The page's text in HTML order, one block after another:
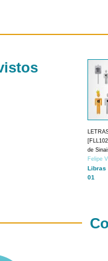
de
Felipe
Libras
01